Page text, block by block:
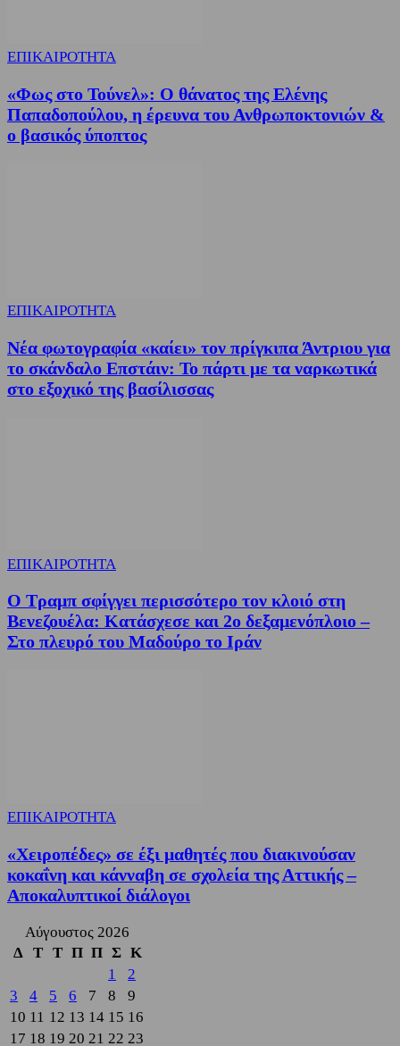
ΕΠΙΚΑΙΡΟΤΗΤΑ
«Φως στο Τούνελ»: Ο θάνατος της Ελένης
Παπαδοπούλου, η έρευνα του Ανθρωποκτονιών &
ο βασικός ύποπτος
ΕΠΙΚΑΙΡΟΤΗΤΑ
Νέα φωτογραφία «καίει» τον πρίγκιπα Άντριου για
το σκάνδαλο Επστάιν: Το πάρτι με τα ναρκωτικά
στο εξοχικό της βασίλισσας
ΕΠΙΚΑΙΡΟΤΗΤΑ
Ο Τραμπ σφίγγει περισσότερο τον κλοιό στη
Βενεζουέλα: Κατάσχεσε και 2ο δεξαμενόπλοιο –
Στο πλευρό του Μαδούρο το Ιράν
ΕΠΙΚΑΙΡΟΤΗΤΑ
«Χειροπέδες» σε έξι μαθητές που διακινούσαν
κοκαΐνη και κάνναβη σε σχολεία της Αττικής –
Αποκαλυπτικοί διάλογοι
Αύγουστος 2026
Δ
Τ Τ Π Π Σ Κ
1
2
3
4 5 6 7 8
9
10 11 12 13 14 15 16
17 18 19 20 21 22 23